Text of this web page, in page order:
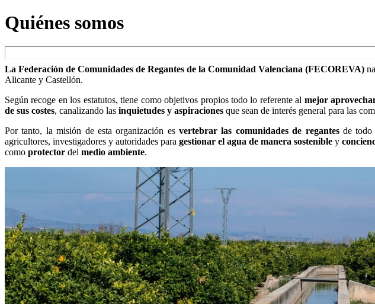
Quiénes somos
La Federación de Comunidades de Regantes de la Comunidad Valenciana (FECOREVA)
Alicante y Castellón.
Según recoge en los estatutos, tiene como objetivos propios todo lo referente al mejor
de sus costes, canalizando las inquietudes y aspiraciones que sean de interés general para las
Por tanto, la misión de esta organización esvertebrar las comunidades de regantesde todo
agricultores, investigadores y autoridades para gestionar el agua de manera sostenible y
como protector del medio ambiente.